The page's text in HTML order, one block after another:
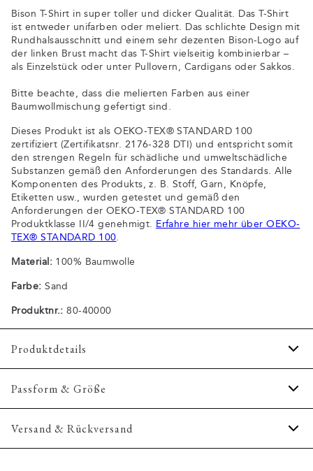
Bison T-Shirt in super toller und dicker Qualität. Das T-Shirt
ist entweder unifarben oder meliert. Das schlichte Design mit
Rundhalsausschnitt und einem sehr dezenten Bison-Logo auf
der linken Brust macht das T-Shirt vielseitig kombinierbar –
als Einzelstück oder unter Pullovern, Cardigans oder Sakkos.
Bitte beachte, dass die melierten Farben aus einer
Baumwollmischung gefertigt sind.
Dieses Produkt ist als OEKO-TEX® STANDARD 100
zertifiziert (Zertifikatsnr. 2176-328 DTI) und entspricht somit
den strengen Regeln für schädliche und umweltschädliche
Substanzen gemäß den Anforderungen des Standards. Alle
Komponenten des Produkts, z. B. Stoff, Garn, Knöpfe,
Etiketten usw., wurden getestet und gemäß den
Anforderungen der OEKO-TEX® STANDARD 100
Produktklasse II/4 genehmigt. Erfahre hier mehr über OEKO-
TEX® STANDARD 100.
Material:100% Baumwolle
Farbe: Sand
Produktnr.: 80-40000
Produktdetails
Aufnäher mit Logo unten links.
Passform & Größe
Fit:Comfort fit
Etwas lockerere Passform, mit Bewegungsfreiheit
Versand & Rückversand